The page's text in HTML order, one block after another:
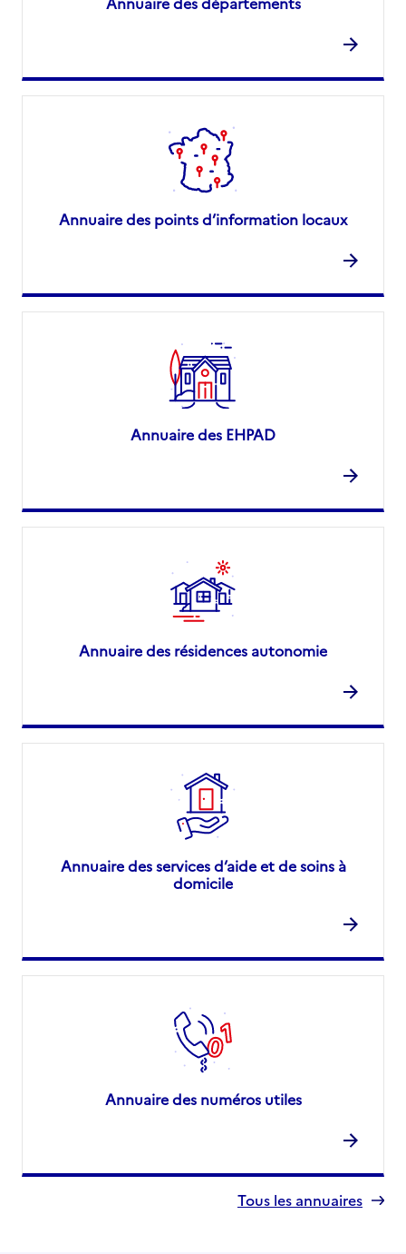
Annuaire des points d’information locaux
Annuaire des EHPAD
Annuaire des résidences autonomie
Annuaire des services d’aide et de soins à
domicile
Annuaire des numéros utiles
Tous les annuaires